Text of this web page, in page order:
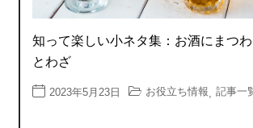
知って楽しい小ネタ集：お酒にまつ
とわざ
2023年5月23日 お役立ち情報, 記事一